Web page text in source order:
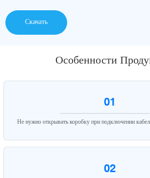
Скачать
Особенности
01
Не нужно открывать коробку при подключении
02